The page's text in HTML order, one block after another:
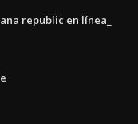
republic en línea_